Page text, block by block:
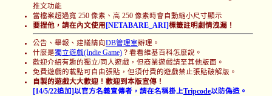
推文功能
當檔案超過寬 250 像素、高 250 像素時會自動縮小尺寸顯示
要捏他，請在內文使用 [NETABARE_ARI]標籤註明劇情洩漏！
公告、舉報、建議請向 DB管理室辦理。
什麼是獨立遊戲(Indie Game) ？看看維基百科怎麼說。
歡迎介紹有趣的獨立/同人遊戲，但商業遊戲請至其他版面。
免費遊戲的載點可自由張貼，但須付費的遊戲禁止張貼破解版。
自製的遊戲大大歡迎！歡迎到本版宣傳！
[14/5/22追加]以官方名義宣傳者，請在名稱掛上Tripcode以防偽造。